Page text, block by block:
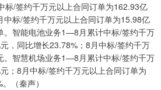
/签约千万元以上合同订单为162.93亿
中标/签约千万元以上合同订单为15.98亿
。智能电池业务1—8月累计中标/签约千万
，同比增长23.78%；8月中标/签约千万
。智慧机场业务1—8月累计中标/签约千万
；8月中标/签约千万元以上合同订单为
（秦声）